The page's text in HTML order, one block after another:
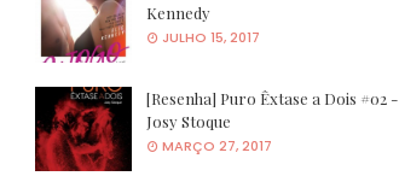
Kennedy
JULHO 15, 2017
[Resenha] Puro Êxtase a Dois #02 -
Josy Stoque
MARÇO 27, 2017